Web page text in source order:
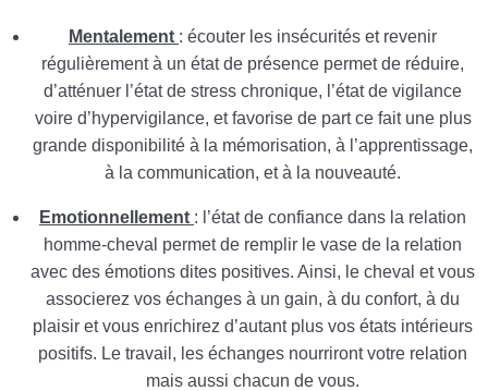
Mentalement : écouter les insécurités et revenir
régulièrement à un état de présence permet de réduire,
d’atténuer l’état de stress chronique, l’état de vigilance
voire d’hypervigilance, et favorise de part ce fait une plus
grande disponibilité à la mémorisation, à l’apprentissage,
à la communication, et à la nouveauté.
Emotionnellement : l’état de confiance dans la relation
homme-cheval permet de remplir le vase de la relation
avec des émotions dites positives. Ainsi, le cheval et vous
associerez vos échanges à un gain, à du confort, à du
plaisir et vous enrichirez d’autant plus vos états intérieurs
positifs. Le travail, les échanges nourriront votre relation
mais aussi chacun de vous.